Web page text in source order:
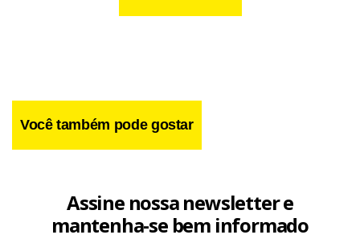
O estado de emergência e o toque de recolher poderão ser
Você também pode gostar
Assine nossa newsletter e
mantenha-se bem informado